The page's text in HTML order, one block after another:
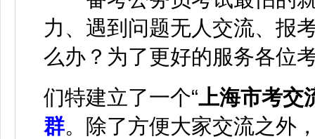
力、遇到问题无人交流、报
么办？为了更好的服务各位
们特建立了一个“上海市考交
群。除了方便大家交流之外